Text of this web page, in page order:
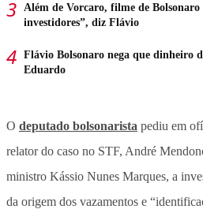
Além de Vorcaro, filme de Bolsonaro
investidores”, diz Flávio
Flávio Bolsonaro nega que dinheiro
Eduardo
O deputado bolsonarista pediu em
relator do caso no STF, André
ministro Kássio Nunes Marques, a
da origem dos vazamentos e